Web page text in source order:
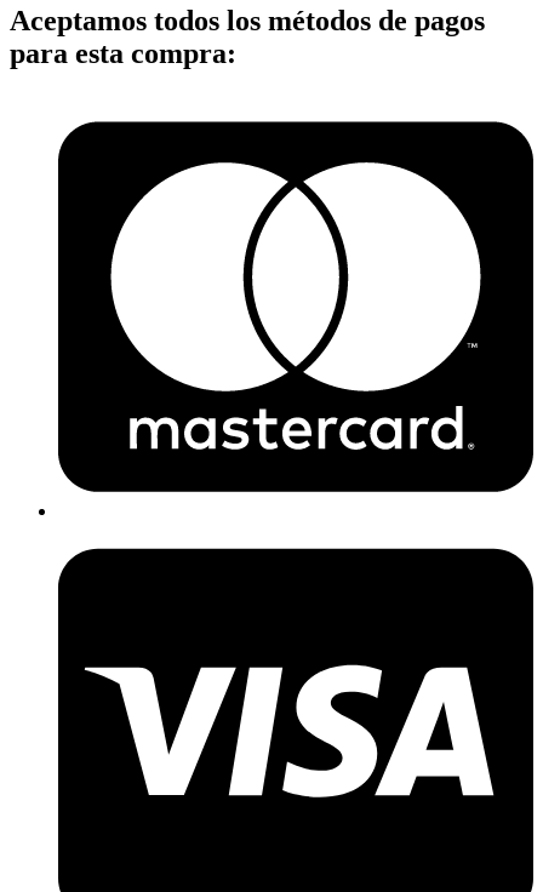
Aceptamos todos los métodos de pagos
para esta compra: